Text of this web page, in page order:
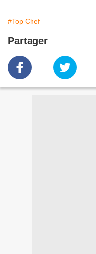
#Top Chef
Partager